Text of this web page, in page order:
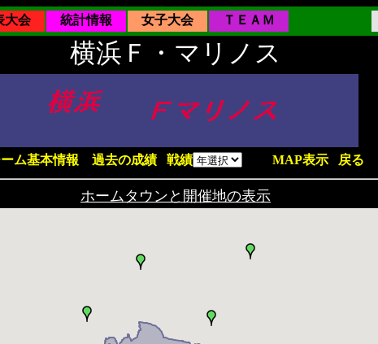
大会 統計情報 女子大会 ＴＥＡＭ
横浜Ｆ・マリノス
ム基本情報 過去の成績 戦績 MAP表示 戻る
ホームタウンと開催地の表示